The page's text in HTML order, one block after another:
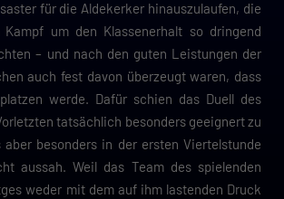
für die Aldekerker hinauszulaufen, die
um den Klassenerhalt so dringend
– und nach den guten Leistungen der
auch fest davon überzeugt waren, dass
werde. Dafür schien das Duell des
tatsächlich besonders geeignert zu
besonders in der ersten Viertelstunde
aussah. Weil das Team des spielenden
weder mit dem auf ihm lastenden Druck